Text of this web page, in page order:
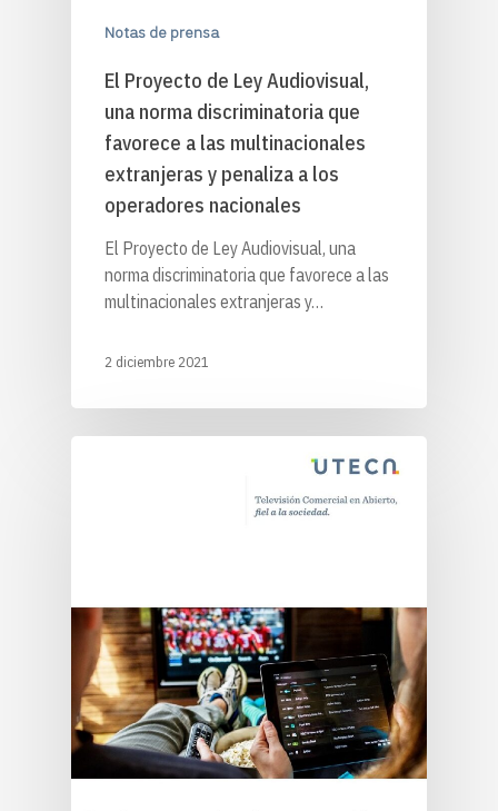
Notas de prensa
El Proyecto de Ley Audiovisual,
una norma discriminatoria que
favorece a las multinacionales
extranjeras y penaliza a los
operadores nacionales
El Proyecto de Ley Audiovisual, una
norma discriminatoria que favorece a las
multinacionales extranjeras y…
2 diciembre 2021